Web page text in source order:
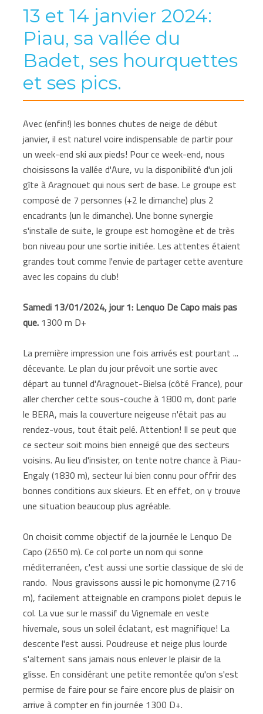
13 et 14 janvier 2024:
Piau, sa vallée du
Badet, ses hourquettes
et ses pics.
Avec (enfin!) les bonnes chutes de neige de début
janvier, il est naturel voire indispensable de partir pour
un week-end ski aux pieds! Pour ce week-end, nous
choisissons la vallée d'Aure, vu la disponibilité d'un joli
gîte à Aragnouet qui nous sert de base. Le groupe est
composé de 7 personnes (+2 le dimanche) plus 2
encadrants (un le dimanche). Une bonne synergie
s'installe de suite, le groupe est homogène et de très
bon niveau pour une sortie initiée. Les attentes étaient
grandes tout comme l'envie de partager cette aventure
avec les copains du club!
Samedi 13/01/2024, jour 1: Lenquo De Capo mais pas
que.1300 m D+
La première impression une fois arrivés est pourtant ...
décevante. Le plan du jour prévoit une sortie avec
départ au tunnel d'Aragnouet-Bielsa (côté France), pour
aller chercher cette sous-couche à 1800 m, dont parle
le BERA, mais la couverture neigeuse n'était pas au
rendez-vous, tout était pelé. Attention! Il se peut que
ce secteur soit moins bien enneigé que des secteurs
voisins. Au lieu d'insister, on tente notre chance à Piau-
Engaly (1830 m), secteur lui bien connu pour offrir des
bonnes conditions aux skieurs. Et en effet, on y trouve
une situation beaucoup plus agréable.
On choisit comme objectif de la journée le Lenquo De
Capo (2650 m). Ce col porte un nom qui sonne
méditerranéen, c'est aussi une sortie classique de ski de
rando. Nous gravissons aussi le pic homonyme (2716
m), facilement atteignable en crampons piolet depuis le
col. La vue sur le massif du Vignemale en veste
hivernale, sous un soleil éclatant, est magnifique! La
descente l'est aussi. Poudreuse et neige plus lourde
s'alternent sans jamais nous enlever le plaisir de la
glisse. En considérant une petite remontée qu'on s'est
permise de faire pour se faire encore plus de plaisir on
arrive à compter en fin journée 1300 D+.